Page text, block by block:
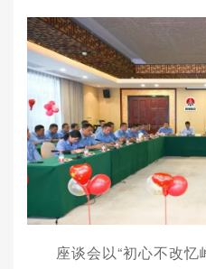
座谈会以“初心不改